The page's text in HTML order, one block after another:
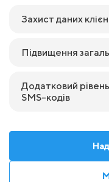
Захист даних
Підвищення
Додатковий
SMS-кодів